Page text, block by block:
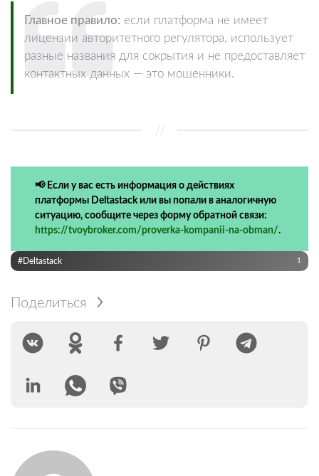
Главное правило: если платформа не имеет
лицензии авторитетного регулятора, использует
разные названия для сокрытия и не предоставляет
контактных данных — это мошенники.
📢 Если у вас есть информация о действиях
платформы Deltastack или вы попали в аналогичную
ситуацию, сообщите через форму обратной связи:
https://tvoybroker.com/proverka-kompanii-na-obman/.
#Deltastack 1
Поделиться